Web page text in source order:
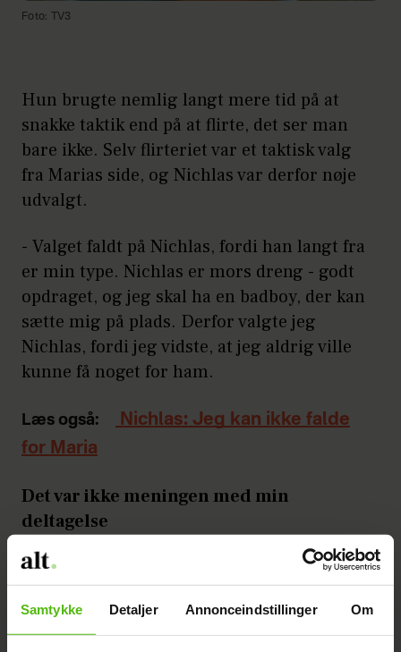
Samtykke Detaljer Annonceindstillinger Om
Foto: TV3
Hun brugte nemlig langt mere tid på at
snakke taktik end på at flirte, det ser man
bare ikke. Selv flirteriet var et taktisk valg
fra Marias side, og Nichlas var derfor nøje
udvalgt.
- Valget faldt på Nichlas, fordi han langt fra
er min type. Nichlas er mors dreng - godt
opdraget, og jeg skal ha en badboy, der kan
sætte mig på plads. Derfor valgte jeg
Nichlas, fordi jeg vidste, at jeg aldrig ville
kunne få noget for ham.
Læs også:
Nichlas: Jeg kan ikke falde
for Maria
Det var ikke meningen med min
deltagelse